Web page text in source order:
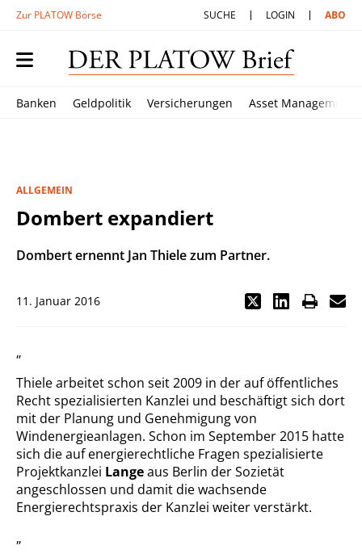
Zur PLATOW Börse SUCHE LOGIN ABO
Banken Geldpolitik Versicherungen Asset Management
ALLGEMEIN
Dombert expandiert
Dombert ernennt Jan Thiele zum Partner.
11. Januar 2016
„
Thiele arbeitet schon seit 2009 in der auf öffentliches
Recht spezialisierten Kanzlei und beschäftigt sich dort
mit der Planung und Genehmigung von
Windenergieanlagen. Schon im September 2015 hatte
sich die auf energierechtliche Fragen spezialisierte
Projektkanzlei Langeaus Berlin der Sozietät
angeschlossen und damit die wachsende
Energierechtspraxis der Kanzlei weiter verstärkt.
„